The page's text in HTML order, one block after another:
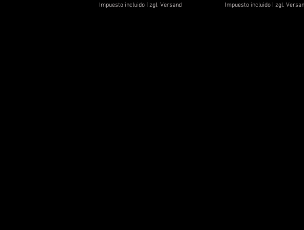
Impuesto incluido zgl. Versand Impuesto incluido| zgl.